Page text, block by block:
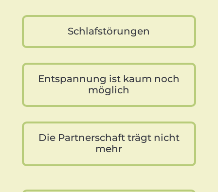
Schlafstörungen
Entspannung ist kaum noch
möglich
Die Partnerschaft trägt nicht
mehr